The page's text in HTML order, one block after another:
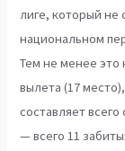
лиге, который не
национальном
Тем не менее это
вылета (17
составляет
— всего 11